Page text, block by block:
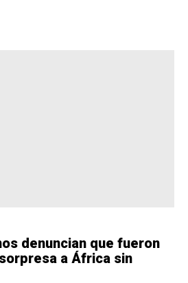
denuncian que fueron
a África sin